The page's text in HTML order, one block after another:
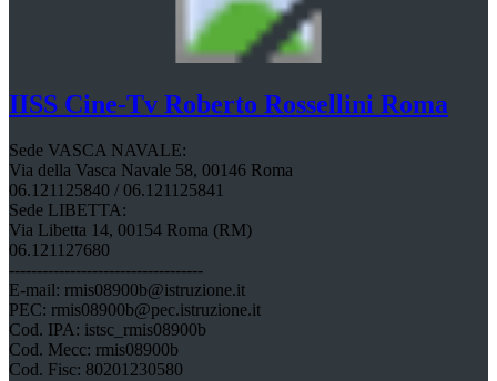
IISS Cine-Tv Roberto Rossellini Roma
Sede VASCA NAVALE:
Via della Vasca Navale 58, 00146 Roma
06.121125840 / 06.121125841
Sede LIBETTA:
Via Libetta 14, 00154 Roma (RM)
06.121127680
-----------------------------------
E-mail: rmis08900b@istruzione.it
PEC: rmis08900b@pec.istruzione.it
Cod. IPA: istsc_rmis08900b
Cod. Mecc: rmis08900b
Cod. Fisc: 80201230580